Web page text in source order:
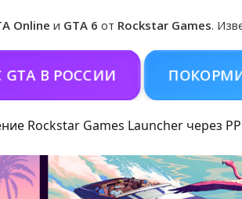
Online и GTA 6 от Rockstar Games.
РОССИИ ПОКОРМИТЬ
Rockstar Games Launcher через